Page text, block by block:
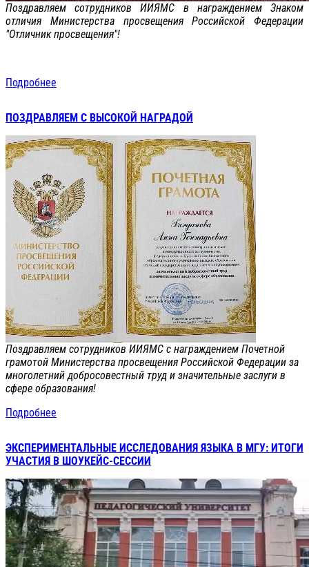
Поздравляем сотрудников ИИЯМС в награждением Знаком
отличия Министерства просвещения Российской Федерации
"Отличник просвещения"!
Подробнее
ПОЗДРАВЛЯЕМ С ВЫСОКОЙ НАГРАДОЙ
Поздравляем сотрудников ИИЯМС с награждением Почетной
грамотой Министерства просвещения Российской Федерации за
многолетний добросовестный труд и значительные заслуги в
сфере образования!
Подробнее
ЭКСПЕРИМЕНТАЛЬНЫЕ ИССЛЕДОВАНИЯ ЯЗЫКА В МГУ: ИТОГИ
УЧАСТИЯ В ШОУКЕЙС-СЕССИИ